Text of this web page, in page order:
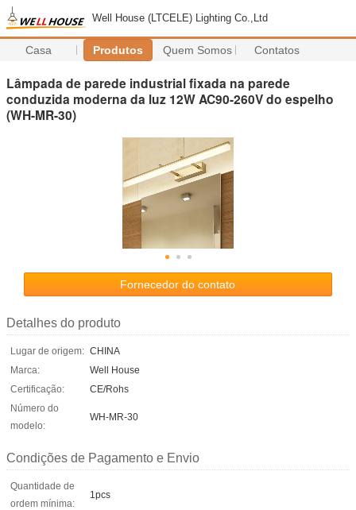
Well House (LTCELE) Lighting Co.,Ltd
Casa Produtos Quem Somos Contatos
Lâmpada de parede industrial fixada na parede
conduzida moderna da luz 12W AC90-260V do espelho
(WH-MR-30)
Fornecedor do contato
Detalhes do produto
Lugar de origem: CHINA
Marca:
Well House
Certificação:
CE/Rohs
Número do
modelo:
WH-MR-30
Condições de Pagamento e Envio
Quantidade de
ordem mínima:
1pcs